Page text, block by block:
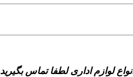
لوازم اداری لطفا تماس بگیرید